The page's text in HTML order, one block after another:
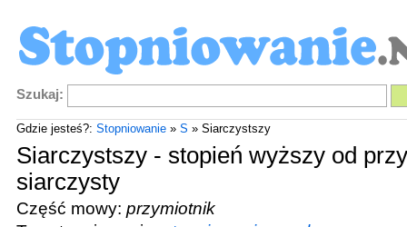
Szukaj:
Gdzie jesteś?: Stopniowanie» S » Siarczystszy
Siarczystszy - stopień wyższy od
siarczysty
Część mowy: przymiotnik